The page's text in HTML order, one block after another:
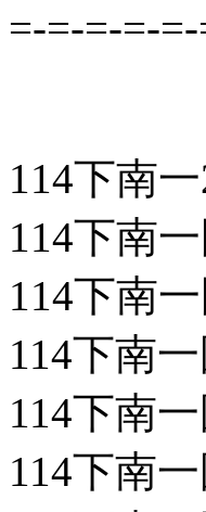
=-=-=-=-
114下南
114下南
114下南
114下南
114下南
114下南